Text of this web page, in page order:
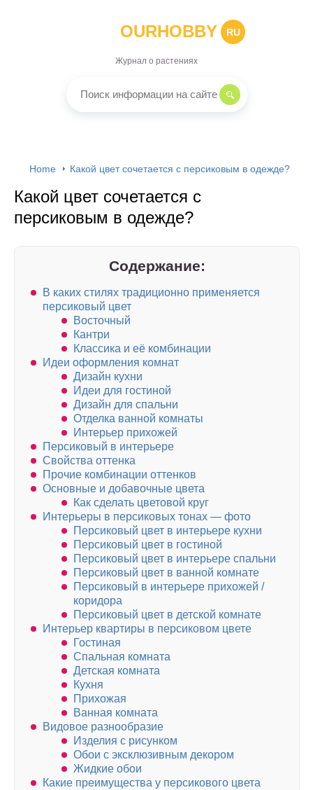
OURHOBBY RU
Журнал о растениях
Home Какой цвет сочетается с персиковым в одежде?
Какой цвет сочетается с
персиковым в одежде?
Содержание:
В каких стилях традиционно применяется
персиковый цвет
Восточный
Кантри
Классика и её комбинации
Идеи оформления комнат
Дизайн кухни
Идеи для гостиной
Дизайн для спальни
Отделка ванной комнаты
Интерьер прихожей
Персиковый в интерьере
Свойства оттенка
Прочие комбинации оттенков
Основные и добавочные цвета
Как сделать цветовой круг
Интерьеры в персиковых тонах — фото
Персиковый цвет в интерьере кухни
Персиковый цвет в гостиной
Персиковый цвет в интерьере спальни
Персиковый цвет в ванной комнате
Персиковый в интерьере прихожей /
коридора
Персиковый цвет в детской комнате
Интерьер квартиры в персиковом цвете
Гостиная
Спальная комната
Детская комната
Кухня
Прихожая
Ванная комната
Видовое разнообразие
Изделия с рисунком
Обои с эксклюзивным декором
Жидкие обои
Какие преимущества у персикового цвета